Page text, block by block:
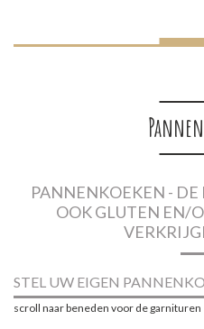
PANNENKOEKEN -
OOK GLUTEN EN/
STEL UW EIGEN
scroll naar beneden voor de garnituren